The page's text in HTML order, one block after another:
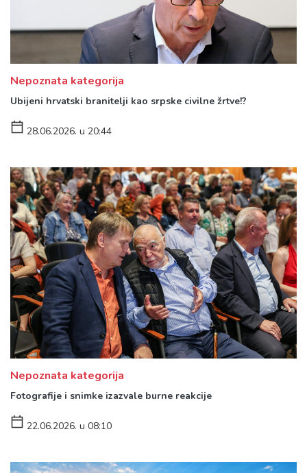
Nepoznata kategorija
Ubijeni hrvatski branitelji kao srpske civilne žrtve!?
28.06.2026. u 20:44
Nepoznata kategorija
Fotografije i snimke izazvale burne reakcije
22.06.2026. u 08:10